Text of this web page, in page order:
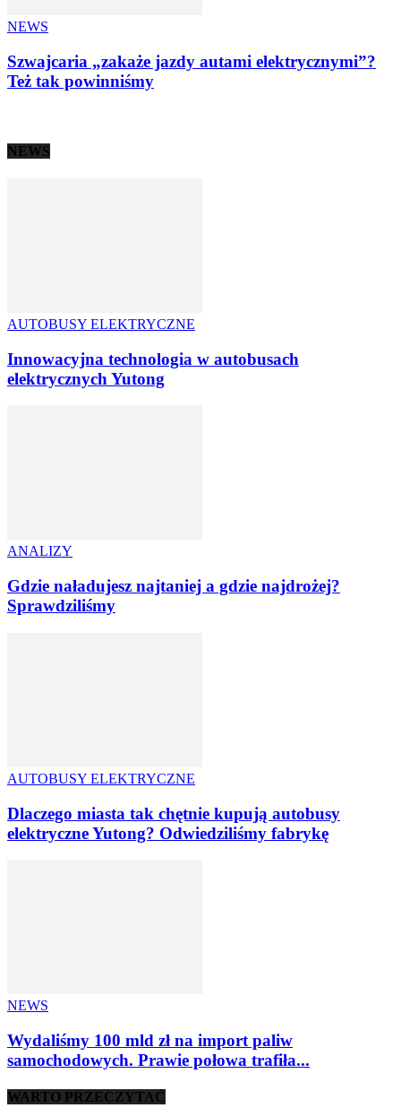
NEWS
Szwajcaria „zakaże jazdy autami elektrycznymi”?
Też tak powinniśmy
NEWS
AUTOBUSY ELEKTRYCZNE
Innowacyjna technologia w autobusach
elektrycznych Yutong
ANALIZY
Gdzie naładujesz najtaniej a gdzie najdrożej?
Sprawdziliśmy
AUTOBUSY ELEKTRYCZNE
Dlaczego miasta tak chętnie kupują autobusy
elektryczne Yutong? Odwiedziliśmy fabrykę
NEWS
Wydaliśmy 100 mld zł na import paliw
samochodowych. Prawie połowa trafiła...
WARTO PRZECZYTAĆ